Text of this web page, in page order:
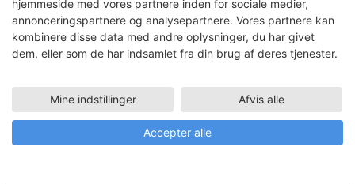
november 24, 2022 17:00-19:00
Infomøde: Statens
Kunstfonds
hjemmeside med vores partnere inden for sociale medier,
annonceringspartnere og analysepartnere. Vores partnere kan
kombinere disse data med andre oplysninger, du har givet
dem, eller som de har indsamlet fra din brug af deres tjenester.
Mine indstillinger Afvis alle
Accepter alle